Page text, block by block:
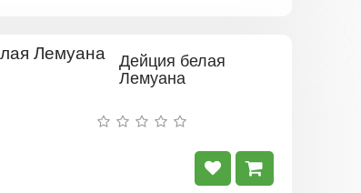
Дейция белая
Лемуана